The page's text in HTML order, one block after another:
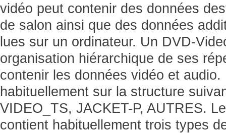
vidéo peut contenir des données
de salon ainsi que des données
lues sur un ordinateur. Un DVD-
organisation hiérarchique de ses
contenir les données vidéo et audio.
habituellement sur la structure
VIDEO_TS, JACKET-P, AUTRES.
contient habituellement trois types